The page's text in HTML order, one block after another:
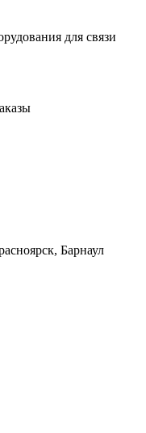
для связи
Барнаул